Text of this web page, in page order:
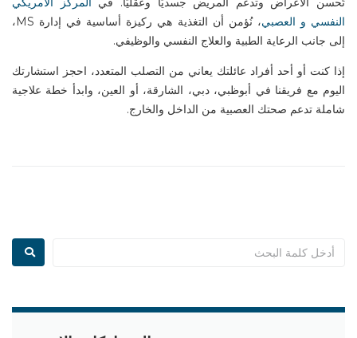
النفسي و العصبي، نُؤمن أن التغذية هي ركيزة أساسية في إدارة
،
إلى جانب الرعاية الطبية والعلاج النفسي والوظيفي.
إذا كنت أو أحد أفراد عائلتك يعاني من التصلب المتعدد، احجز استشارتك
اليوم مع فريقنا في أبوظبي، دبي، الشارقة، أو العين، وابدأ خطة علاجية
شاملة تدعم صحتك العصبية من الداخل والخارج.